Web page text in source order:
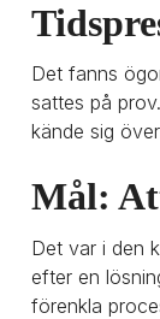
Det fanns
sattes på
kände sig
Mål:
Det var i den
efter en
förenkla